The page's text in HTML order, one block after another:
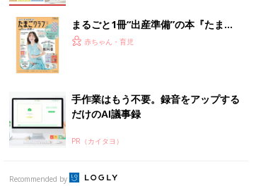
まるごと1冊“出産準備”の本『たまご
クラブ 夏号』〈スペシャル大特集〉
赤ちゃん・育児
手作業はもう不要。録音をアップする
だけのAI議事録
PR（カイタヨ）
Recommended by